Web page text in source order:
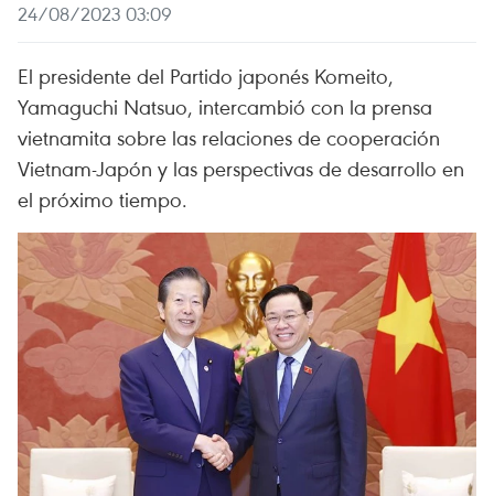
24/08/2023 03:09
El presidente del Partido japonés Komeito,
Yamaguchi Natsuo, intercambió con la prensa
vietnamita sobre las relaciones de cooperación
Vietnam-Japón y las perspectivas de desarrollo en
el próximo tiempo.